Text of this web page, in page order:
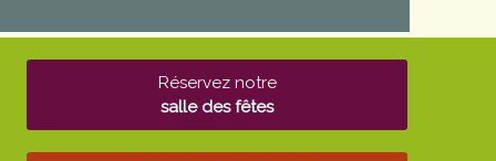
Réservez notre
salle des fêtes